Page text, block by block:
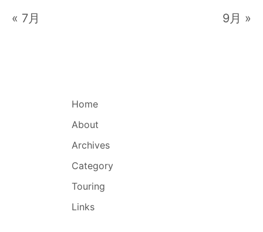
« 7月 9月 »
Home
About
Archives
Category
Touring
Links